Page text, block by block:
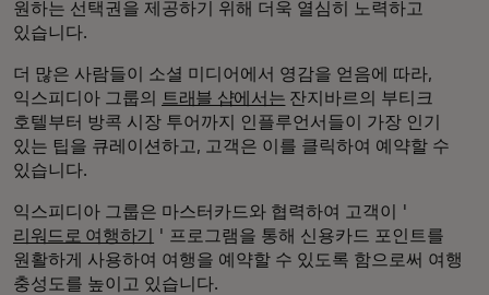
원하는 선택권을 제공하기 위해 더욱 열심히 노력하고
있습니다.
더 많은 사람들이 소셜 미디어에서 영감을 얻음에 따라,
익스피디아 그룹의
트래블 샵에서는 잔지바르의 부티크
호텔부터 방콕 시장 투어까지 인플루언서들이 가장 인기
있는 팁을 큐레이션하고, 고객은 이를 클릭하여 예약할 수
있습니다.
익스피디아 그룹은 마스터카드와 협력하여 고객이 '
리워드로 여행하기
' 프로그램을 통해 신용카드 포인트를
원활하게 사용하여 여행을 예약할 수 있도록 함으로써 여행
충성도를 높이고 있습니다.